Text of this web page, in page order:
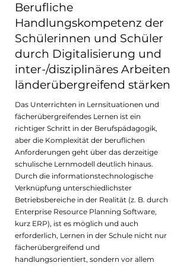
Berufliche
Handlungskompetenz der
Schülerinnen und Schüler
durch Digitalisierung und
inter-/disziplinäres Arbeiten
länderübergreifend stärken
Das Unterrichten in Lernsituationen und
fächerübergreifendes Lernen ist ein
richtiger Schritt in der Berufspädagogik,
aber die Komplexität der beruflichen
Anforderungen geht über das derzeitige
schulische Lernmodell deutlich hinaus.
Durch die informationstechnologische
Verknüpfung unterschiedlichster
Betriebsbereiche in der Realität (z. B. durch
Enterprise Resource Planning Software,
kurz ERP), ist es möglich und auch
erforderlich, Lernen in der Schule nicht nur
fächerübergreifend und
handlungsorientiert, sondern vor allem